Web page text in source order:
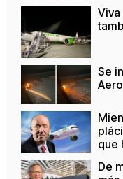
Se
que
De